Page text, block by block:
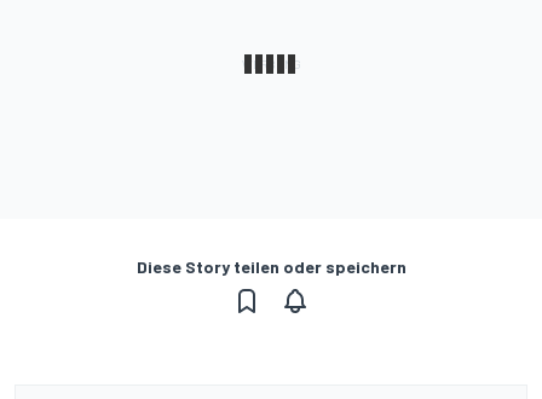
Diese Story teilen oder speichern